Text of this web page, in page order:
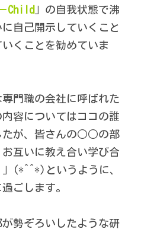
Child 」の自我状態で沸
自己開示していくこと
くことを勧めていま
門職の会社に呼ばれた
容についてはココの誰
たが、皆さんの○○の部
互いに教え合い学び合
(*^^*)というように、
ごします。
勢ぞろいしたような研